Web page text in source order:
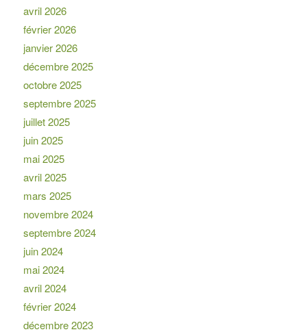
avril 2026
février 2026
janvier 2026
décembre 2025
octobre 2025
septembre 2025
juillet 2025
juin 2025
mai 2025
avril 2025
mars 2025
novembre 2024
septembre 2024
juin 2024
mai 2024
avril 2024
février 2024
décembre 2023